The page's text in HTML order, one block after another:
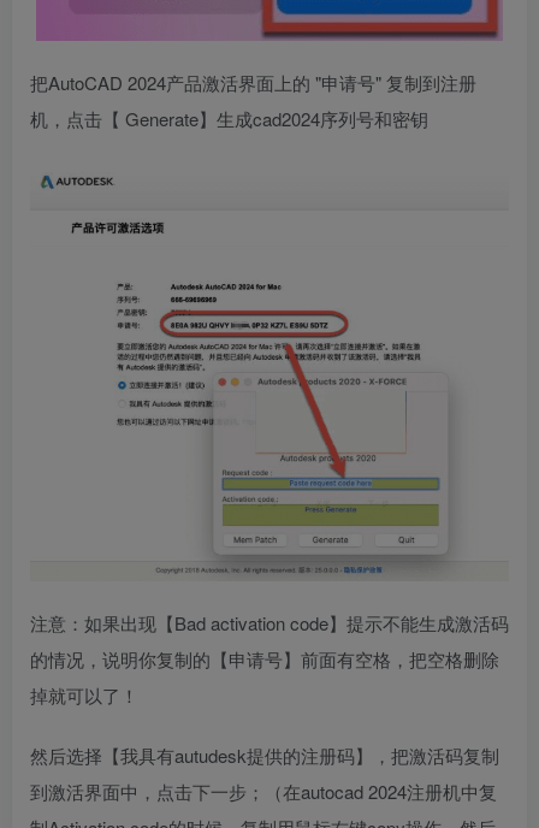
把AutoCAD 2024产品激活界面上的 "申请号" 复制到注册
机，点击【 Generate】生成cad2024序列号和密钥
注意：如果出现【Bad activation code】提示不能生成激活码
的情况，说明你复制的【申请号】前面有空格，把空格删除
掉就可以了！
然后选择【我具有autudesk提供的注册码】，把激活码复制
到激活界面中，点击下一步；（在autocad 2024注册机中复